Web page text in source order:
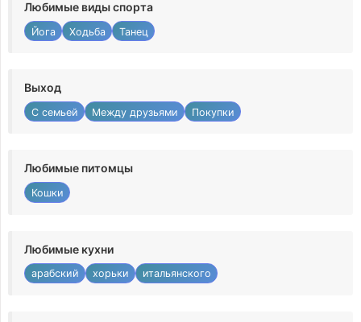
Любимые виды спорта
Йога Ходьба Танец
Выход
С семьей Между друзьями Покупки
Любимые питомцы
Кошки
Любимые кухни
арабский хорьки итальянского